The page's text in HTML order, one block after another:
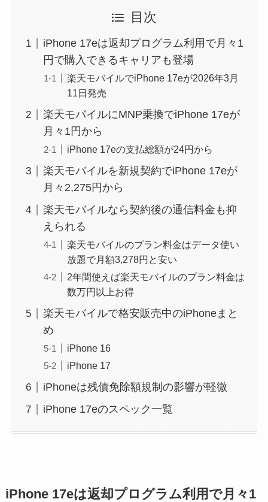
目次
iPhone 17eは返却プログラム利用で月々1
円で購入できるキャリアも登場
楽天モバイルでiPhone 17eが2026年3月
11日発売
楽天モバイルにMNP乗換でiPhone 17eが
月々1円から
iPhone 17eの支払総額が24円から
楽天モバイルを新規契約でiPhone 17eが
月々2,275円から
楽天モバイルなら契約後の通信料金も抑
えられる
楽天モバイルのプラン料金はデータ使い
放題で月額3,278円と安い
2年間使えば楽天モバイルのプラン料金は
数万円以上お得
楽天モバイルで格安販売中のiPhoneまと
め
iPhone 16
iPhone 17
iPhoneは残債免除額規制の影響が軽微
iPhone 17eのスペック一覧
iPhone 17eは返却プログラム利用で月々1